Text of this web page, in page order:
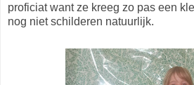
proficiat want ze kreeg zo pas een
nog niet schilderen natuurlijk.